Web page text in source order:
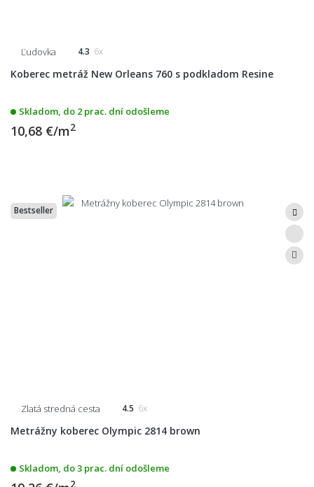
Ľudovka 4.3 6x
Koberec metráž New Orleans 760 s podkladom Resine
Skladom, do 2 prac. dní odošleme
10,68 €/m2
Bestseller
Zlatá stredná cesta 4.5 6x
Metrážny koberec Olympic 2814 brown
Skladom, do 3 prac. dní odošleme
2